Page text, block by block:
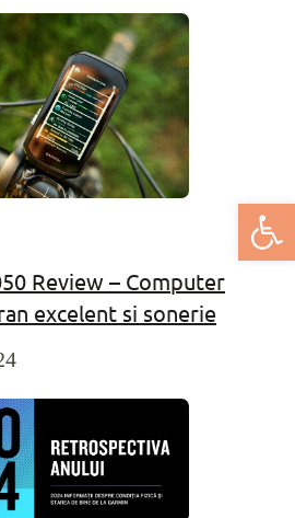
Deschide
Review – Computer
excelent si sonerie